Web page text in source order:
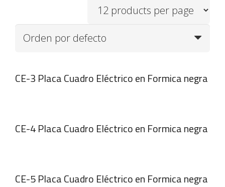
CE-3 Placa Cuadro Eléctrico en Formica negra
CE-4 Placa Cuadro Eléctrico en Formica negra
CE-5 Placa Cuadro Eléctrico en Formica negra